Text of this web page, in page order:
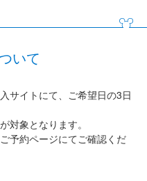
いて
サイトにて、ご希望日の3日
対象となります。
予約ページにてご確認くだ